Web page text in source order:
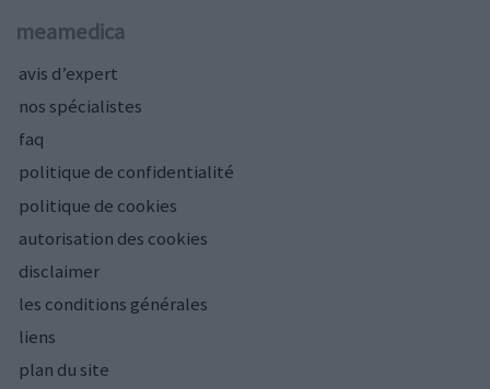
meamedica
avis d’expert
nos spécialistes
faq
politique de confidentialité
politique de cookies
autorisation des cookies
disclaimer
les conditions générales
liens
plan du site